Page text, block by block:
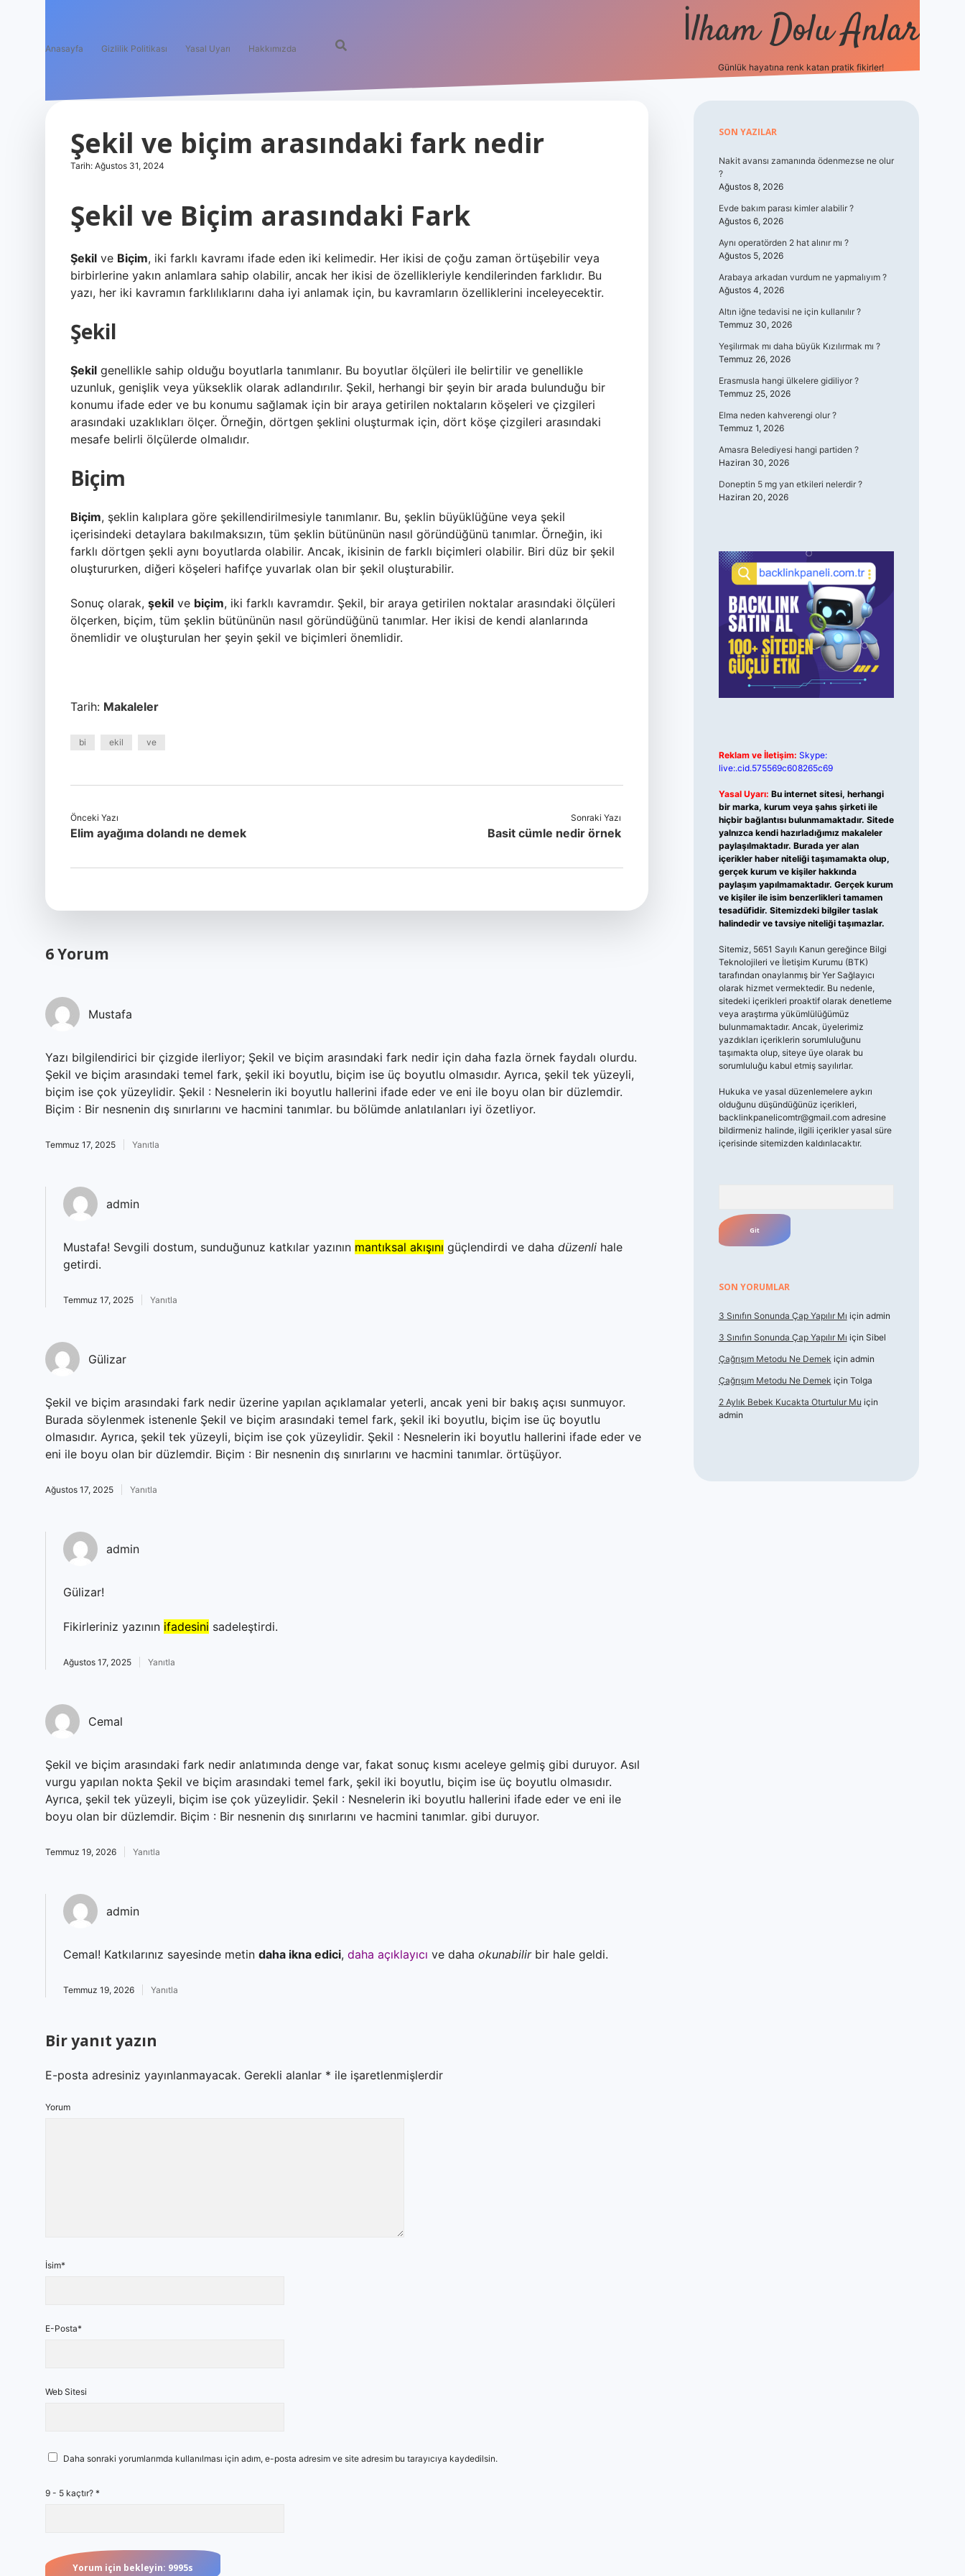
Anasayfa Gizlilik Politikası Yasal Uyarı Hakkımızda İlham Dolu Anlar
Günlük hayatına renk katan pratik fikirler!
Şekil ve biçim arasındaki fark nedir
Tarih: Ağustos 31, 2024
Şekil ve Biçim arasındaki Fark
Şekil ve Biçim, iki farklı kavramı ifade eden iki kelimedir. Her ikisi de çoğu zaman örtüşebilir veya
birbirlerine yakın anlamlara sahip olabilir, ancak her ikisi de özellikleriyle kendilerinden farklıdır. Bu
yazı, her iki kavramın farklılıklarını daha iyi anlamak için, bu kavramların özelliklerini inceleyecektir.
Şekil
Şekil genellikle sahip olduğu boyutlarla tanımlanır. Bu boyutlar ölçüleri ile belirtilir ve genellikle
uzunluk, genişlik veya yükseklik olarak adlandırılır. Şekil, herhangi bir şeyin bir arada bulunduğu bir
konumu ifade eder ve bu konumu sağlamak için bir araya getirilen noktaların köşeleri ve çizgileri
arasındaki uzaklıkları ölçer. Örneğin, dörtgen şeklini oluşturmak için, dört köşe çizgileri arasındaki
mesafe belirli ölçülerde olmalıdır.
Biçim
Biçim, şeklin kalıplara göre şekillendirilmesiyle tanımlanır. Bu, şeklin büyüklüğüne veya şekil
içerisindeki detaylara bakılmaksızın, tüm şeklin bütününün nasıl göründüğünü tanımlar. Örneğin, iki
farklı dörtgen şekli aynı boyutlarda olabilir. Ancak, ikisinin de farklı biçimleri olabilir. Biri düz bir şekil
oluştururken, diğeri köşeleri hafifçe yuvarlak olan bir şekil oluşturabilir.
Sonuç olarak, şekil ve biçim, iki farklı kavramdır. Şekil, bir araya getirilen noktalar arasındaki ölçüleri
ölçerken, biçim, tüm şeklin bütününün nasıl göründüğünü tanımlar. Her ikisi de kendi alanlarında
önemlidir ve oluşturulan her şeyin şekil ve biçimleri önemlidir.
Tarih: Makaleler
bi ekil ve
Önceki Yazı
Elim ayağıma dolandı ne demek
Sonraki Yazı
Basit cümle nedir örnek
6 Yorum
Mustafa
Yazı bilgilendirici bir çizgide ilerliyor; Şekil ve biçim arasındaki fark nedir için daha fazla örnek faydalı olurdu.
Şekil ve biçim arasındaki temel fark, şekil iki boyutlu, biçim ise üç boyutlu olmasıdır. Ayrıca, şekil tek yüzeyli,
biçim ise çok yüzeylidir. Şekil : Nesnelerin iki boyutlu hallerini ifade eder ve eni ile boyu olan bir düzlemdir.
Biçim : Bir nesnenin dış sınırlarını ve hacmini tanımlar. bu bölümde anlatılanları iyi özetliyor.
Temmuz 17, 2025 Yanıtla
admin
Mustafa! Sevgili dostum, sunduğunuz katkılar yazının mantıksal akışını güçlendirdi ve daha düzenli hale
getirdi.
Temmuz 17, 2025 Yanıtla
Gülizar
Şekil ve biçim arasındaki fark nedir üzerine yapılan açıklamalar yeterli, ancak yeni bir bakış açısı sunmuyor.
Burada söylenmek istenenle Şekil ve biçim arasındaki temel fark, şekil iki boyutlu, biçim ise üç boyutlu
olmasıdır. Ayrıca, şekil tek yüzeyli, biçim ise çok yüzeylidir. Şekil : Nesnelerin iki boyutlu hallerini ifade eder ve
eni ile boyu olan bir düzlemdir. Biçim : Bir nesnenin dış sınırlarını ve hacmini tanımlar. örtüşüyor.
Ağustos 17, 2025 Yanıtla
admin
Gülizar!
Fikirleriniz yazının ifadesini sadeleştirdi.
Ağustos 17, 2025 Yanıtla
Cemal
Şekil ve biçim arasındaki fark nedir anlatımında denge var, fakat sonuç kısmı aceleye gelmiş gibi duruyor. Asıl
vurgu yapılan nokta Şekil ve biçim arasındaki temel fark, şekil iki boyutlu, biçim ise üç boyutlu olmasıdır.
Ayrıca, şekil tek yüzeyli, biçim ise çok yüzeylidir. Şekil : Nesnelerin iki boyutlu hallerini ifade eder ve eni ile
boyu olan bir düzlemdir. Biçim : Bir nesnenin dış sınırlarını ve hacmini tanımlar. gibi duruyor.
Temmuz 19, 2026 Yanıtla
admin
Cemal! Katkılarınız sayesinde metin daha ikna edici, daha açıklayıcı ve daha okunabilirbir hale geldi.
Temmuz 19, 2026 Yanıtla
Bir yanıt yazın
E-posta adresiniz yayınlanmayacak. Gerekli alanlar * ile işaretlenmişlerdir
Yorum
İsim*
E-Posta*
Web Sitesi
Daha sonraki yorumlarımda kullanılması için adım, e-posta adresim ve site adresim bu tarayıcıya kaydedilsin.
9 - 5 kaçtır? *
Sidebar
SON YAZILAR
Nakit avansı zamanında ödenmezse ne olur
?
Ağustos 8, 2026
Evde bakım parası kimler alabilir ?
Ağustos 6, 2026
Aynı operatörden 2 hat alınır mı ?
Ağustos 5, 2026
Arabaya arkadan vurdum ne yapmalıyım ?
Ağustos 4, 2026
Altın iğne tedavisi ne için kullanılır ?
Temmuz 30, 2026
Yeşilırmak mı daha büyük Kızılırmak mı ?
Temmuz 26, 2026
Erasmusla hangi ülkelere gidiliyor ?
Temmuz 25, 2026
Elma neden kahverengi olur ?
Temmuz 1, 2026
Amasra Belediyesi hangi partiden ?
Haziran 30, 2026
Doneptin 5 mg yan etkileri nelerdir ?
Haziran 20, 2026
Reklam ve İletişim: Skype:
live:.cid.575569c608265c69
Yasal Uyarı: Bu internet sitesi, herhangi
bir marka, kurum veya şahıs şirketi ile
hiçbir bağlantısı bulunmamaktadır. Sitede
yalnızca kendi hazırladığımız makaleler
paylaşılmaktadır. Burada yer alan
içerikler haber niteliği taşımamakta olup,
gerçek kurum ve kişiler hakkında
paylaşım yapılmamaktadır. Gerçek kurum
ve kişiler ile isim benzerlikleri tamamen
tesadüfidir. Sitemizdeki bilgiler taslak
halindedir ve tavsiye niteliği taşımazlar.
Sitemiz, 5651 Sayılı Kanun gereğince Bilgi
Teknolojileri ve İletişim Kurumu (BTK)
tarafından onaylanmış bir Yer Sağlayıcı
olarak hizmet vermektedir. Bu nedenle,
sitedeki içerikleri proaktif olarak denetleme
veya araştırma yükümlülüğümüz
bulunmamaktadır. Ancak, üyelerimiz
yazdıkları içeriklerin sorumluluğunu
taşımakta olup, siteye üye olarak bu
sorumluluğu kabul etmiş sayılırlar.
Hukuka ve yasal düzenlemelere aykırı
olduğunu düşündüğünüz içerikleri,
backlinkpanelicomtr@gmail.comadresine
bildirmeniz halinde, ilgili içerikler yasal süre
içerisinde sitemizden kaldırılacaktır.
SON YORUMLAR
3 Sınıfın Sonunda Çap Yapılır Mı için admin
3 Sınıfın Sonunda Çap Yapılır Mı için Sibel
Çağrışım Metodu Ne Demek için admin
Çağrışım Metodu Ne Demek için Tolga
2 Aylık Bebek Kucakta Oturtulur Mu için
admin